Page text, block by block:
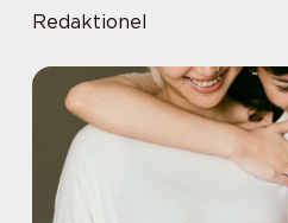
Redaktionel